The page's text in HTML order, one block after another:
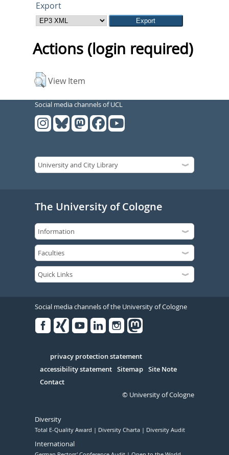
Export
Actions (login required)
View Item
Social media channels of UCL
The University of Cologne
Social media channels of the University of Cologne
Serivce
privacy protection statement
accessibility statement Sitemap Site Note
Contact
© University of Cologne
Diversity
Total E-Quality Award Diversity Charta Diversity Audit
International